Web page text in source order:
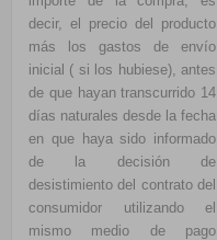
decir, el precio del producto
más los gastos de envío
inicial ( si los hubiese), antes
de que hayan transcurrido 14
días naturales desde la fecha
en que haya sido informado
de la decisión de
desistimiento del contrato del
consumidor utilizando el
mismo medio de pago